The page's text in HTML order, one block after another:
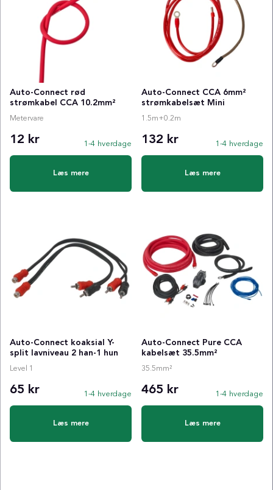
Auto-Connect rød
strømkabel CCA 10.2mm²
Metervare
12 kr 1-4 hverdage
Læs mere
Auto-Connect CCA 6mm²
strømkabelsæt Mini
1.5m+0.2m
132 kr 1-4 hverdage
Læs mere
Auto-Connect koaksial Y-
split lavniveau 2 han-1 hun
Level 1
65 kr 1-4 hverdage
Læs mere
Auto-Connect Pure CCA
kabelsæt 35.5mm²
35.5mm²
465 kr 1-4 hverdage
Læs mere